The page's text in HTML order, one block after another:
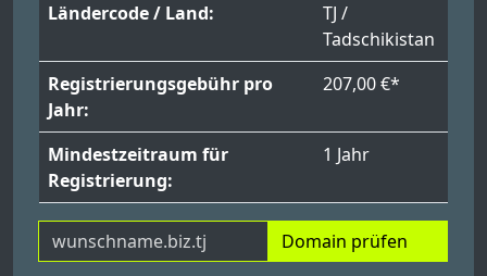
Ländercode / Land:
TJ /
Tadschikistan
Registrierungsgebühr pro
Jahr:
207,00 €*
Mindestzeitraum für
Registrierung:
1 Jahr
Domain prüfen